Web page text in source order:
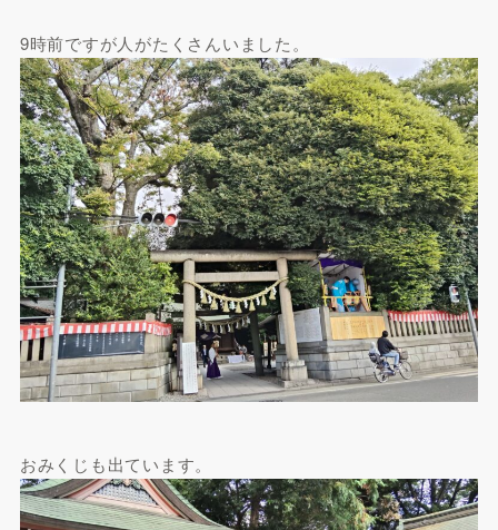
9時前ですが人がたくさんいました。
おみくじも出ています。